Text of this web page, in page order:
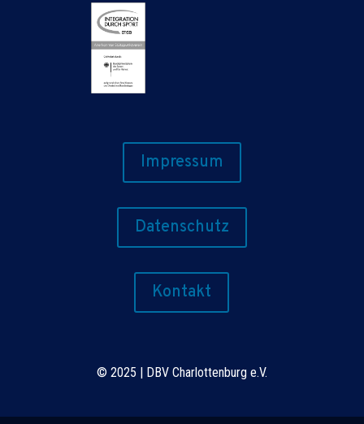
Impressum
Datenschutz
Kontakt
© 2025 | DBV Charlottenburg e.V.